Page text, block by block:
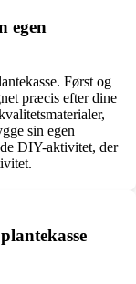
egen
Først og
præcis efter dine
sin egen
DIY-aktivitet, der